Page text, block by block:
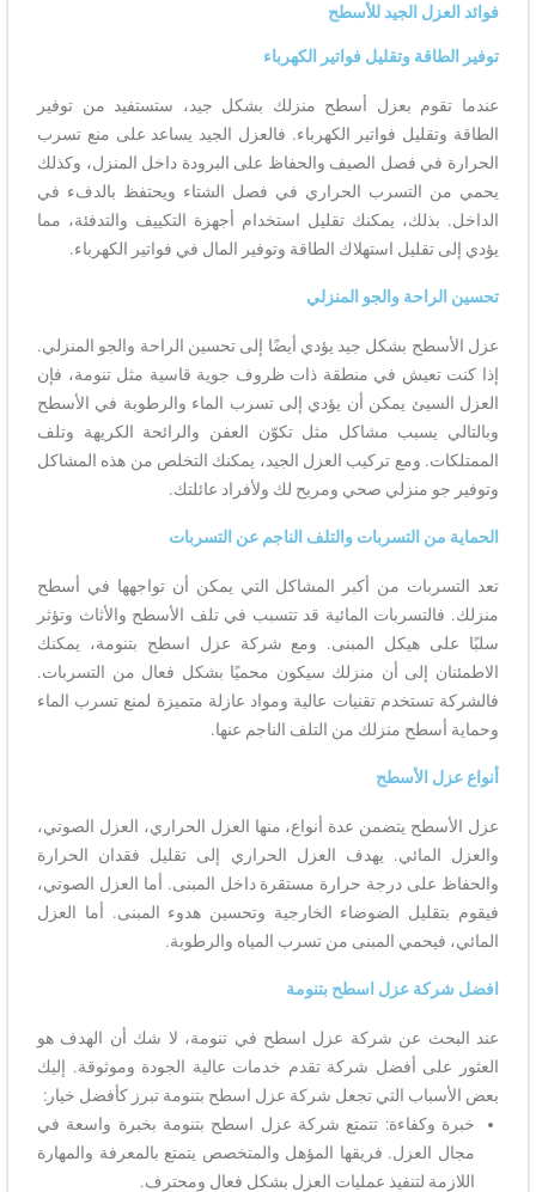
فوائد العزل الجيد للأسطح
توفير الطاقة وتقليل فواتير الكهرباء
عندما تقوم بعزل أسطح منزلك بشكل جيد، ستستفيد من توفير
الطاقة وتقليل فواتير الكهرباء. فالعزل الجيد يساعد على منع تسرب
الحرارة في فصل الصيف والحفاظ على البرودة داخل المنزل، وكذلك
يحمي من التسرب الحراري في فصل الشتاء ويحتفظ بالدفء في
الداخل. بذلك، يمكنك تقليل استخدام أجهزة التكييف والتدفئة، مما
يؤدي إلى تقليل استهلاك الطاقة وتوفير المال في فواتير الكهرباء.
تحسين الراحة والجو المنزلي
عزل الأسطح بشكل جيد يؤدي أيضًا إلى تحسين الراحة والجو المنزلي.
إذا كنت تعيش في منطقة ذات ظروف جوية قاسية مثل تنومة، فإن
العزل السيئ يمكن أن يؤدي إلى تسرب الماء والرطوبة في الأسطح
وبالتالي يسبب مشاكل مثل تكوّن العفن والرائحة الكريهة وتلف
الممتلكات. ومع تركيب العزل الجيد، يمكنك التخلص من هذه المشاكل
وتوفير جو منزلي صحي ومريح لك ولأفراد عائلتك.
الحماية من التسربات والتلف الناجم عن التسربات
تعد التسربات من أكبر المشاكل التي يمكن أن تواجهها في أسطح
منزلك. فالتسربات المائية قد تتسبب في تلف الأسطح والأثاث وتؤثر
سلبًا على هيكل المبنى. ومع شركة عزل اسطح بتنومة، يمكنك
الاطمئنان إلى أن منزلك سيكون محميًا بشكل فعال من التسربات.
فالشركة تستخدم تقنيات عالية ومواد عازلة متميزة لمنع تسرب الماء
وحماية أسطح منزلك من التلف الناجم عنها.
أنواع عزل الأسطح
عزل الأسطح يتضمن عدة أنواع، منها العزل الحراري، العزل الصوتي،
والعزل المائي. يهدف العزل الحراري إلى تقليل فقدان الحرارة
والحفاظ على درجة حرارة مستقرة داخل المبنى. أما العزل الصوتي،
فيقوم بتقليل الضوضاء الخارجية وتحسين هدوء المبنى. أما العزل
المائي، فيحمي المبنى من تسرب المياه والرطوبة.
افضل شركة عزل اسطح بتنومة
عند البحث عن شركة عزل اسطح في تنومة، لا شك أن الهدف هو
العثور على أفضل شركة تقدم خدمات عالية الجودة وموثوقة. إليك
بعض الأسباب التي تجعل شركة عزل اسطح بتنومة تبرز كأفضل خيار:
خبرة وكفاءة: تتمتع شركة عزل اسطح بتنومة بخبرة واسعة في
مجال العزل. فريقها المؤهل والمتخصص يتمتع بالمعرفة والمهارة
اللازمة لتنفيذ عمليات العزل بشكل فعال ومحترف.